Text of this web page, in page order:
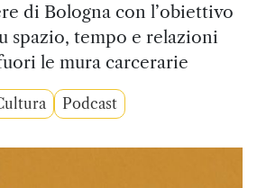
di Bologna con l’obiettivo
spazio, tempo e relazioni
le mura carcerarie
Podcast